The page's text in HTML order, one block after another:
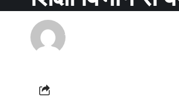
Last updated: September 24, 2023
Renu Negi